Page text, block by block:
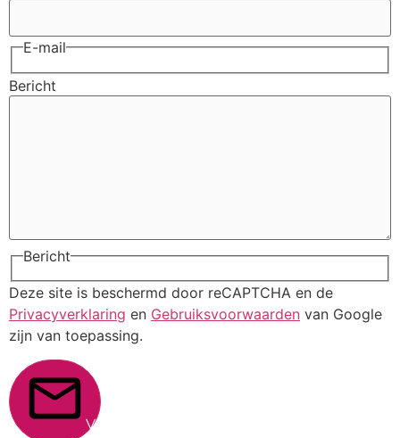
E-mail
Bericht
Bericht
Deze site is beschermd door reCAPTCHA en de
Privacyverklaring en Gebruiksvoorwaarden van Google
zijn van toepassing.
Verstuur